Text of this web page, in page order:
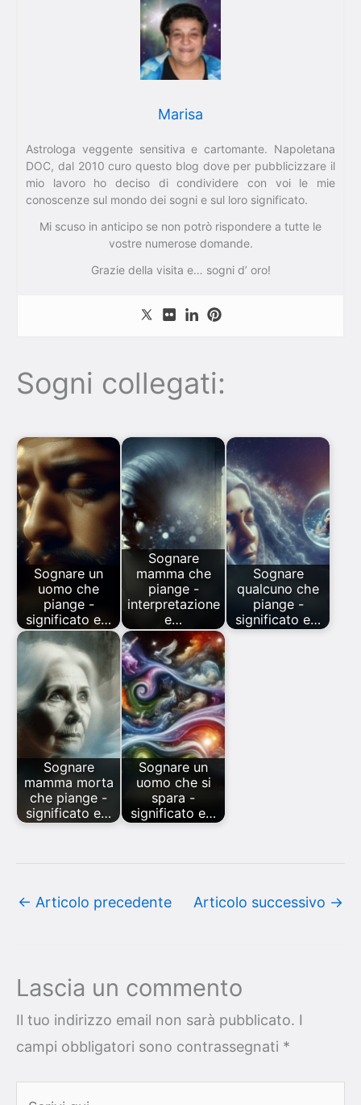
Marisa
Astrologa veggente sensitiva e cartomante. Napoletana
DOC, dal 2010 curo questo blog dove per pubblicizzare il
mio lavoro ho deciso di condividere con voi le mie
conoscenze sul mondo dei sogni e sul loro significato.
Mi scuso in anticipo se non potrò rispondere a tutte le
vostre numerose domande.
Grazie della visita e… sogni d’ oro!
Sogni collegati:
Sognare un
uomo che
piange -
significato e…
Sognare
mamma che
piange -
interpretazione
e…
Sognare
qualcuno che
piange -
significato e…
Sognare
mamma morta
che piange -
significato e…
Sognare un
uomo che si
spara -
significato e…
← Articolo precedente Articolo successivo →
Lascia un commento
Il tuo indirizzo email non sarà pubblicato. I
campi obbligatori sono contrassegnati *